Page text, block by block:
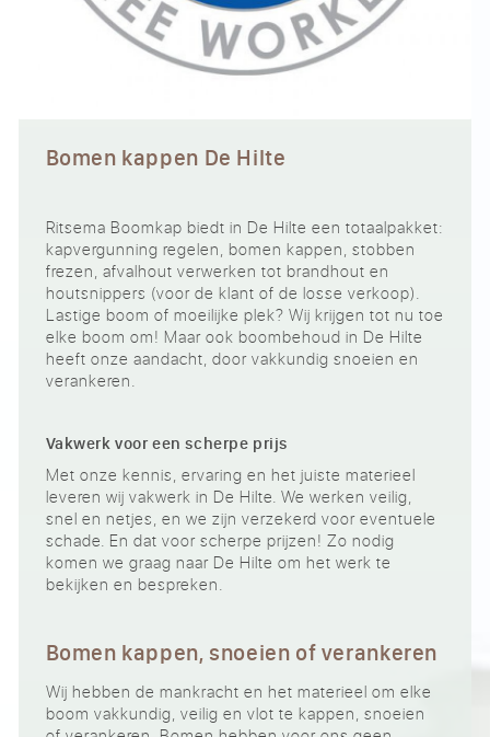
Bomen kappen De Hilte
Ritsema Boomkap biedt in De Hilte een totaalpakket:
kapvergunning regelen, bomen kappen, stobben
frezen, afvalhout verwerken tot brandhout en
houtsnippers (voor de klant of de losse verkoop).
Lastige boom of moeilijke plek? Wij krijgen tot nu toe
elke boom om! Maar ook boombehoud in De Hilte
heeft onze aandacht, door vakkundig snoeien en
verankeren.
Vakwerk voor een scherpe prijs
Met onze kennis, ervaring en het juiste materieel
leveren wij vakwerk in De Hilte. We werken veilig,
snel en netjes, en we zijn verzekerd voor eventuele
schade. En dat voor scherpe prijzen! Zo nodig
komen we graag naar De Hilte om het werk te
bekijken en bespreken.
Bomen kappen, snoeien of verankeren
Wij hebben de mankracht en het materieel om elke
boom vakkundig, veilig en vlot te kappen, snoeien